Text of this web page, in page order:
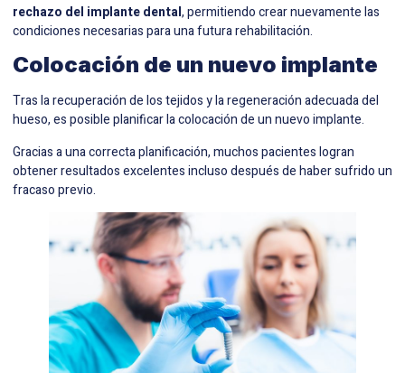
rechazo del implante dental, permitiendo crear nuevamente las
condiciones necesarias para una futura rehabilitación.
Colocación de un nuevo implante
Tras la recuperación de los tejidos y la regeneración adecuada del
hueso, es posible planificar la colocación de un nuevo implante.
Gracias a una correcta planificación, muchos pacientes logran
obtener resultados excelentes incluso después de haber sufrido un
fracaso previo.